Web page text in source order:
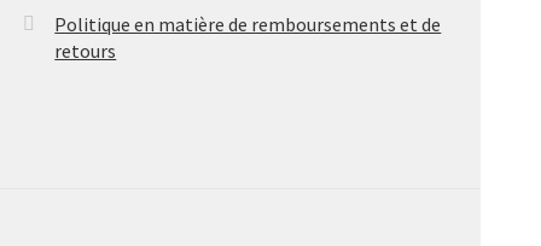
Politique en matière de remboursements et de
retours